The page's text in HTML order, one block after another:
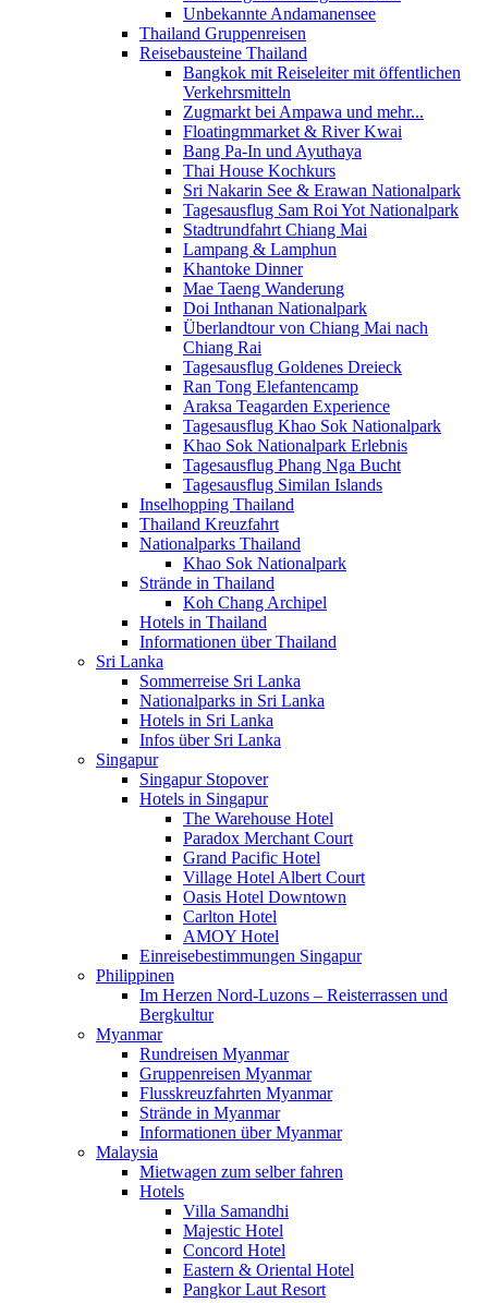
Unbekannte Andamanensee
Thailand Gruppenreisen
Reisebausteine Thailand
Bangkok mit Reiseleiter mit öffentlichen
Verkehrsmitteln
Zugmarkt bei Ampawa und mehr...
Floatingmmarket & River Kwai
Bang Pa-In und Ayuthaya
Thai House Kochkurs
Sri Nakarin See & Erawan Nationalpark
Tagesausflug Sam Roi Yot Nationalpark
Stadtrundfahrt Chiang Mai
Lampang & Lamphun
Khantoke Dinner
Mae Taeng Wanderung
Doi Inthanan Nationalpark
Überlandtour von Chiang Mai nach
Chiang Rai
Tagesausflug Goldenes Dreieck
Ran Tong Elefantencamp
Araksa Teagarden Experience
Tagesausflug Khao Sok Nationalpark
Khao Sok Nationalpark Erlebnis
Tagesausflug Phang Nga Bucht
Tagesausflug Similan Islands
Inselhopping Thailand
Thailand Kreuzfahrt
Nationalparks Thailand
Khao Sok Nationalpark
Strände in Thailand
Koh Chang Archipel
Hotels in Thailand
Informationen über Thailand
Sri Lanka
Sommerreise Sri Lanka
Nationalparks in Sri Lanka
Hotels in Sri Lanka
Infos über Sri Lanka
Singapur
Singapur Stopover
Hotels in Singapur
The Warehouse Hotel
Paradox Merchant Court
Grand Pacific Hotel
Village Hotel Albert Court
Oasis Hotel Downtown
Carlton Hotel
AMOY Hotel
Einreisebestimmungen Singapur
Philippinen
Im Herzen Nord-Luzons – Reisterrassen und
Bergkultur
Myanmar
Rundreisen Myanmar
Gruppenreisen Myanmar
Flusskreuzfahrten Myanmar
Strände in Myanmar
Informationen über Myanmar
Malaysia
Mietwagen zum selber fahren
Hotels
Villa Samandhi
Majestic Hotel
Concord Hotel
Eastern & Oriental Hotel
Pangkor Laut Resort